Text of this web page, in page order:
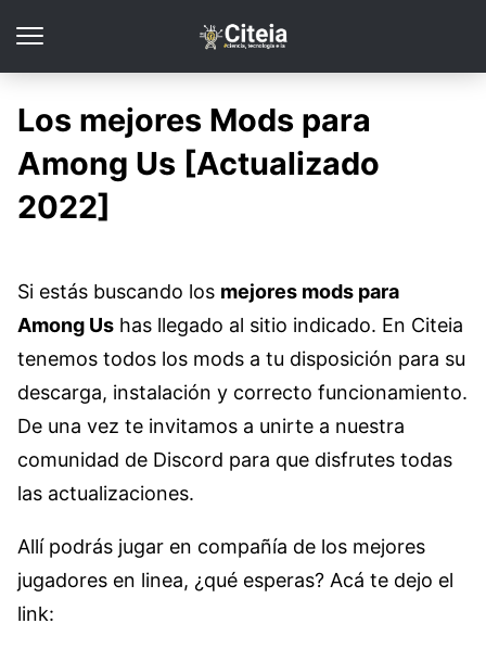
Los mejores Mods para
Among Us [Actualizado
2022]
Si estás buscando los mejores mods para
Among Us has llegado al sitio indicado. En Citeia
tenemos todos los mods a tu disposición para su
descarga, instalación y correcto funcionamiento.
De una vez te invitamos a unirte a nuestra
comunidad de Discord para que disfrutes todas
las actualizaciones.
Allí podrás jugar en compañía de los mejores
jugadores en linea, ¿qué esperas? Acá te dejo el
link: